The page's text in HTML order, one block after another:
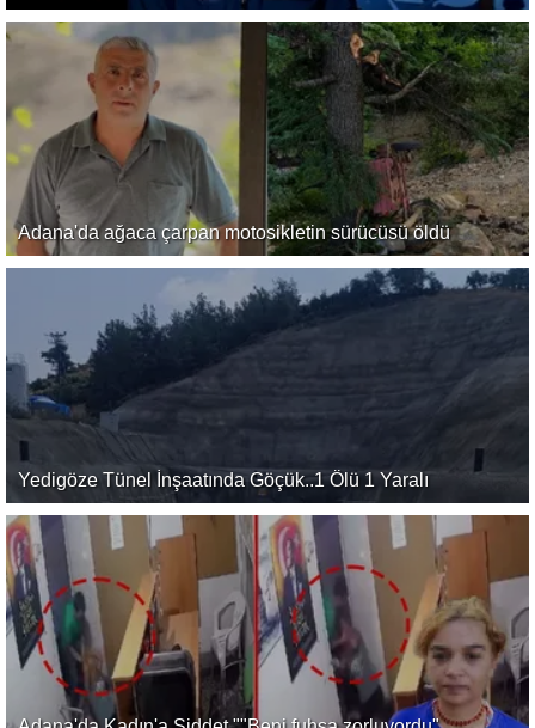
Adana'da ağaca çarpan motosikletin sürücüsü öldü
Yedigöze Tünel İnşaatında Göçük..1 Ölü 1 Yaralı